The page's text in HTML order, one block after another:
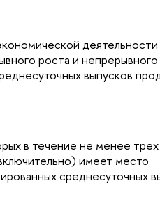
деятельности
роста и непрерывного
выпусков
в течение не менее трех
имеет место
среднесуточных